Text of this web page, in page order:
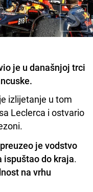
je u današnjoj trci
izlijetanje u tom
Leclerca i ostvario
preuzeo je vodstvo
ispuštao do kraja.
na vrhu